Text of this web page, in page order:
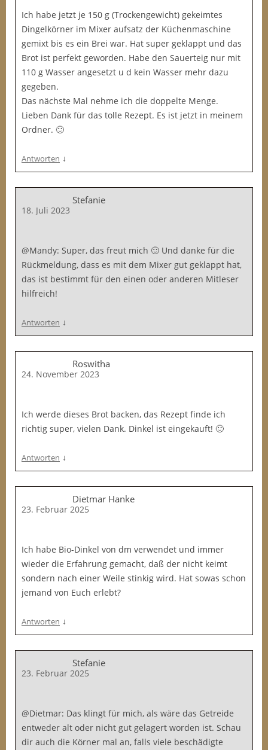
Ich habe jetzt je 150 g (Trockengewicht) gekeimtes
Dingelkörner im Mixer aufsatz der Küchenmaschine
gemixt bis es ein Brei war. Hat super geklappt und das
Brot ist perfekt geworden. Habe den Sauerteig nur mit
110 g Wasser angesetzt u d kein Wasser mehr dazu
gegeben.
Das nächste Mal nehme ich die doppelte Menge.
Lieben Dank für das tolle Rezept. Es ist jetzt in meinem
Ordner. 🙂
Antworten ↓
Stefanie
18. Juli 2023
@Mandy: Super, das freut mich 🙂 Und danke für die
Rückmeldung, dass es mit dem Mixer gut geklappt hat,
das ist bestimmt für den einen oder anderen Mitleser
hilfreich!
Antworten ↓
Roswitha
24. November 2023
Ich werde dieses Brot backen, das Rezept finde ich
richtig super, vielen Dank. Dinkel ist eingekauft! 🙂
Antworten ↓
Dietmar Hanke
23. Februar 2025
Ich habe Bio-Dinkel von dm verwendet und immer
wieder die Erfahrung gemacht, daß der nicht keimt
sondern nach einer Weile stinkig wird. Hat sowas schon
jemand von Euch erlebt?
Antworten ↓
Stefanie
23. Februar 2025
@Dietmar: Das klingt für mich, als wäre das Getreide
entweder alt oder nicht gut gelagert worden ist. Schau
dir auch die Körner mal an, falls viele beschädigte